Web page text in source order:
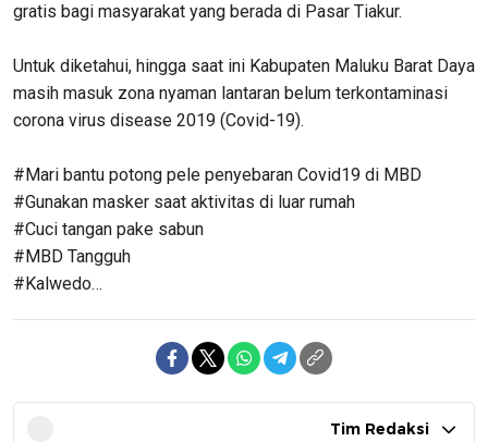
gratis bagi masyarakat yang berada di Pasar Tiakur.
Untuk diketahui, hingga saat ini Kabupaten Maluku Barat Daya
masih masuk zona nyaman lantaran belum terkontaminasi
corona virus disease 2019 (Covid-19).
#Mari bantu potong pele penyebaran Covid19 di MBD
#Gunakan masker saat aktivitas di luar rumah
#Cuci tangan pake sabun
#MBD Tangguh
#Kalwedo…
Tim Redaksi